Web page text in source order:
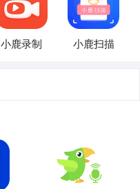
小鹿录制 小鹿扫描